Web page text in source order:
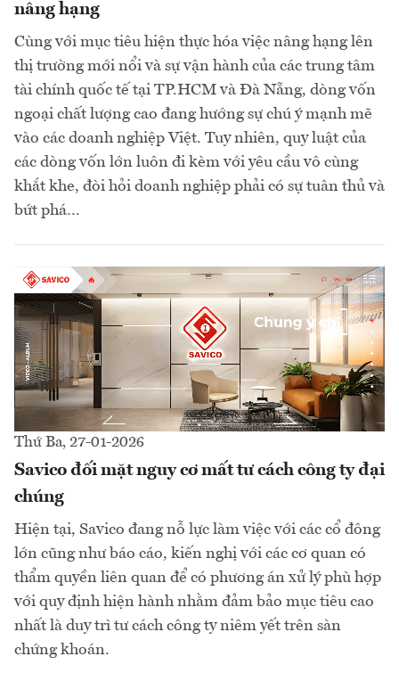
nâng hạng
Cùng với mục tiêu hiện thực hóa việc nâng hạng lên
thị trường mới nổi và sự vận hành của các trung tâm
tài chính quốc tế tại TP.HCM và Đà Nẵng, dòng vốn
ngoại chất lượng cao đang hướng sự chú ý mạnh mẽ
vào các doanh nghiệp Việt. Tuy nhiên, quy luật của
các dòng vốn lớn luôn đi kèm với yêu cầu vô cùng
khắt khe, đòi hỏi doanh nghiệp phải có sự tuân thủ và
bứt phá…
Thứ Ba, 27-01-2026
Savico đối mặt nguy cơ mất tư cách công ty đại
chúng
Hiện tại, Savico đang nỗ lực làm việc với các cổ đông
lớn cũng như báo cáo, kiến nghị với các cơ quan có
thẩm quyền liên quan để có phương án xử lý phù hợp
với quy định hiện hành nhằm đảm bảo mục tiêu cao
nhất là duy trì tư cách công ty niêm yết trên sàn
chứng khoán.